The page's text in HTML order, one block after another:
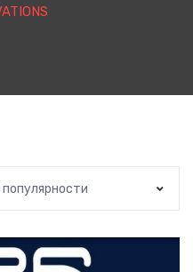
популярности